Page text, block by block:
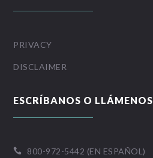
PRIVACY
DISCLAIMER
ESCRÍBANOS O LLÁMENOS
 800-972-5442 (EN ESPAÑOL)